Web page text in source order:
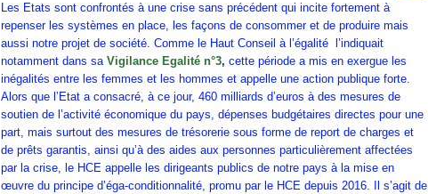
Les Etats sont confrontés à une crise sans précédent qui incite fortement à
repenser les systèmes en place, les façons de consommer et de produire mais
aussi notre projet de société. Comme le Haut Conseil à l’égalité l’indiquait
notamment dans sa Vigilance Egalité n°3, cette période a mis en exergue les
inégalités entre les femmes et les hommes et appelle une action publique forte.
Alors que l’Etat a consacré, à ce jour, 460 milliards d’euros à des mesures de
soutien de l’activité économique du pays, dépenses budgétaires directes pour une
part, mais surtout des mesures de trésorerie sous forme de report de charges et
de prêts garantis, ainsi qu’à des aides aux personnes particulièrement affectées
par la crise, le HCE appelle les dirigeants publics de notre pays à la mise en
œuvre du principe d’éga-conditionnalité, promu par le HCE depuis 2016. Il s’agit de